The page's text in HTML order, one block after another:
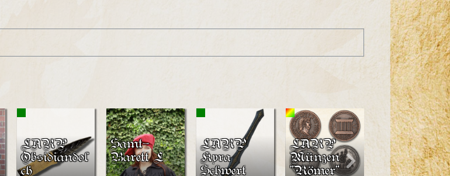
LARP
Obsidiandol
ch
Samt-
Barett L
LARP
Kyra
Schwert
LARP
Münzen
"Römer"
Kräuterme
sser
Anselm